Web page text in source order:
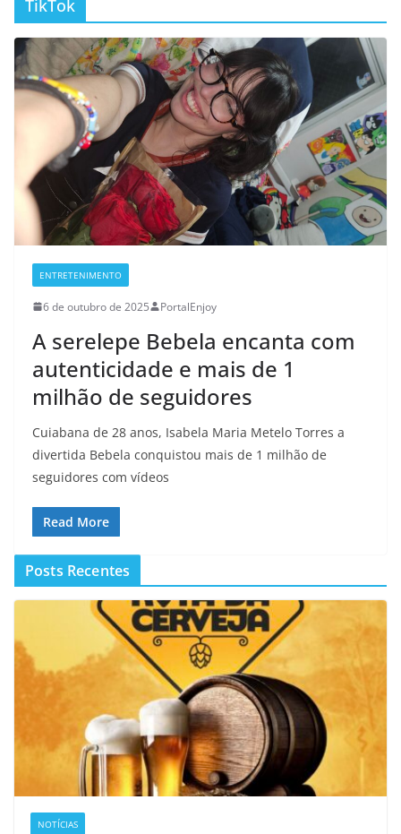
TikTok
ENTRETENIMENTO
6 de outubro de 2025 PortalEnjoy
A serelepe Bebela encanta com
autenticidade e mais de 1
milhão de seguidores
Cuiabana de 28 anos, Isabela Maria Metelo Torres a
divertida Bebela conquistou mais de 1 milhão de
seguidores com vídeos
Read More
Posts Recentes
NOTÍCIAS